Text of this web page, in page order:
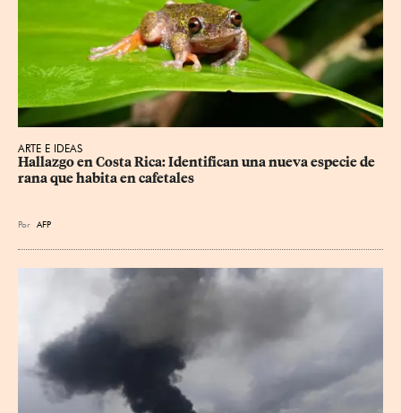
ARTE E IDEAS
Hallazgo en Costa Rica: Identifican una nueva especie de
rana que habita en cafetales
Por AFP